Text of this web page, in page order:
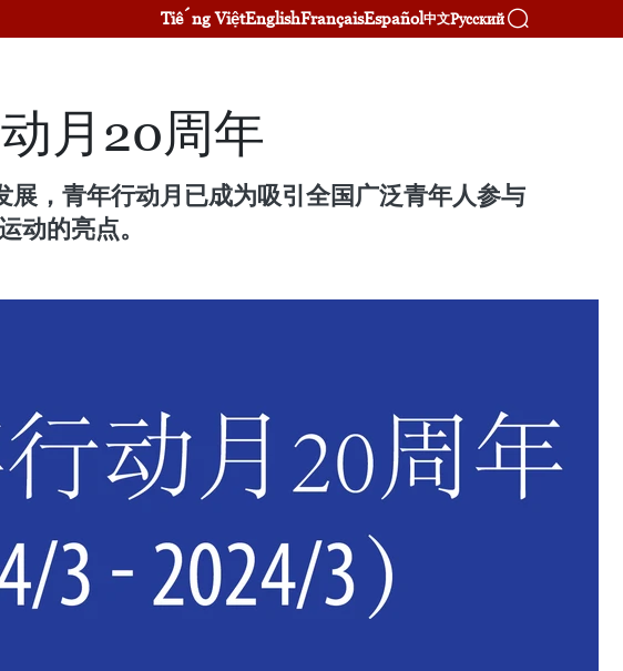
Tiếng ViệtEnglishFrançaisEspañol中文Русский
月20周年
，青年行动月已成为吸引全国广泛青年人参与
动的亮点。